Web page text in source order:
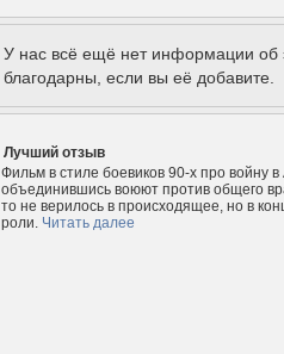
У нас всё ещё нет информации
благодарны, если вы её добавите.
Лучший отзыв
Фильм в стиле боевиков 90-х про войну
объединившись воюют против общего
то не верилось в происходящее, но в
роли. Читать далее